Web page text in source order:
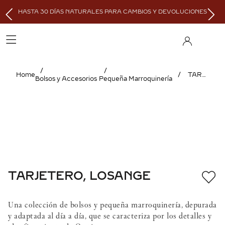
HASTA 30 DÍAS NATURALES PARA CAMBIOS Y DEVOLUCIONES
Bolsos y Accesorios Pequeña Marroquinería
TARJETERO, LOSANGE
TARJETERO, LOSANGE
Una colección de bolsos y pequeña marroquinería, depurada
y adaptada al día a día, que se caracteriza por los detalles y